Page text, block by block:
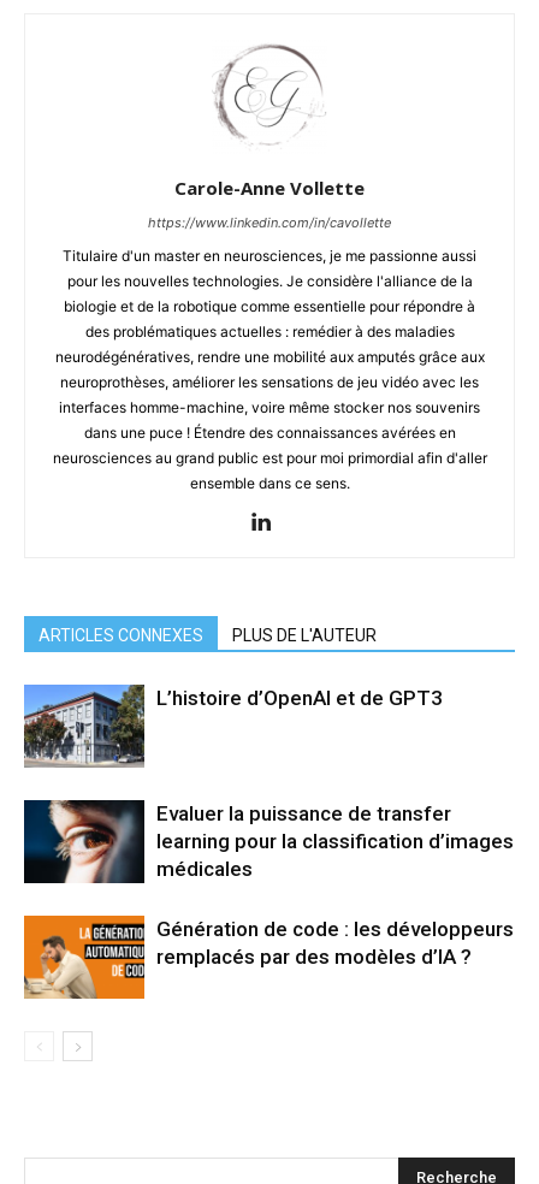
Carole-Anne Vollette
https://www.linkedin.com/in/cavollette
Titulaire d'un master en neurosciences, je me passionne aussi
pour les nouvelles technologies. Je considère l'alliance de la
biologie et de la robotique comme essentielle pour répondre à
des problématiques actuelles : remédier à des maladies
neurodégénératives, rendre une mobilité aux amputés grâce aux
neuroprothèses, améliorer les sensations de jeu vidéo avec les
interfaces homme-machine, voire même stocker nos souvenirs
dans une puce ! Étendre des connaissances avérées en
neurosciences au grand public est pour moi primordial afin d'aller
ensemble dans ce sens.
ARTICLES CONNEXES PLUS DE L'AUTEUR
L’histoire d’OpenAI et de GPT3
Evaluer la puissance de transfer
learning pour la classification d’images
médicales
Génération de code : les développeurs
remplacés par des modèles d’IA ?